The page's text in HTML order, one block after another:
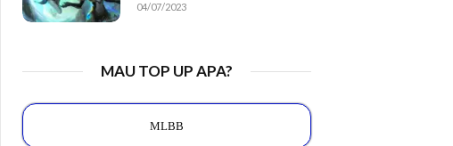
04/07/2023
MAU TOP UP APA?
MLBB